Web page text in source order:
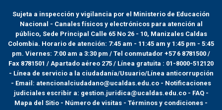
Sujeta a inspección y vigilancia por el Ministerio de Educación
Nacional - Canales físicos y electrónicos para atención al
público, Sede Principal Calle 65 No 26 - 10, Manizales Caldas
Colombia. Horario de atención: 7:45 am - 11:45 am y 1:45 pm - 5:45
pm. Viernes: 7:00 am a 3:30 pm / Tel conmutador +57 6 8781500 /
Fax 8781501 / Apartado aéreo 275 / Línea gratuita : 01-8000-512120
- Línea de servicio a la ciudadanía/Usuario/Línea anticorrupción
- Email: atencionalciudadano@ucaldas.edu.co - Notificaciones
judiciales escribir a: gestion.juridica@ucaldas.edu.co - FAQ -
Mapa del Sitio - Número de visitas - Términos y condiciones -